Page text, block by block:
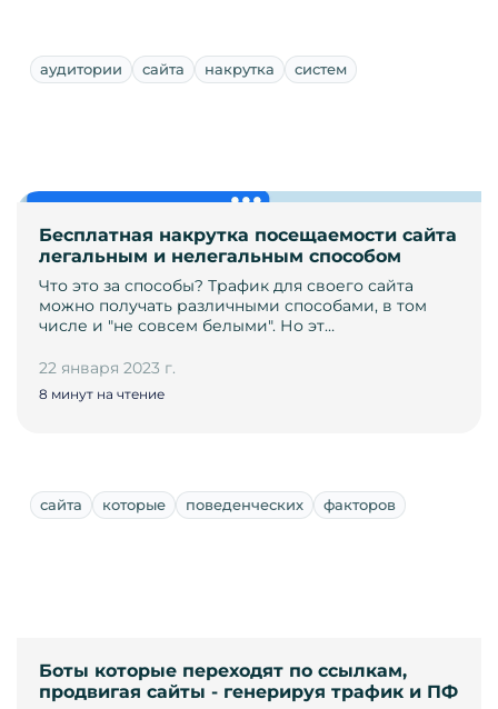
аудитории сайта накрутка систем
Бесплатная накрутка посещаемости сайта
легальным и нелегальным способом
Что это за способы? Трафик для своего сайта
можно получать различными способами, в том
числе и "не совсем белыми". Но эт…
22 января 2023 г.
8 минут на чтение
сайта которые поведенческих факторов
Боты которые переходят по ссылкам,
продвигая сайты - генерируя трафик и ПФ